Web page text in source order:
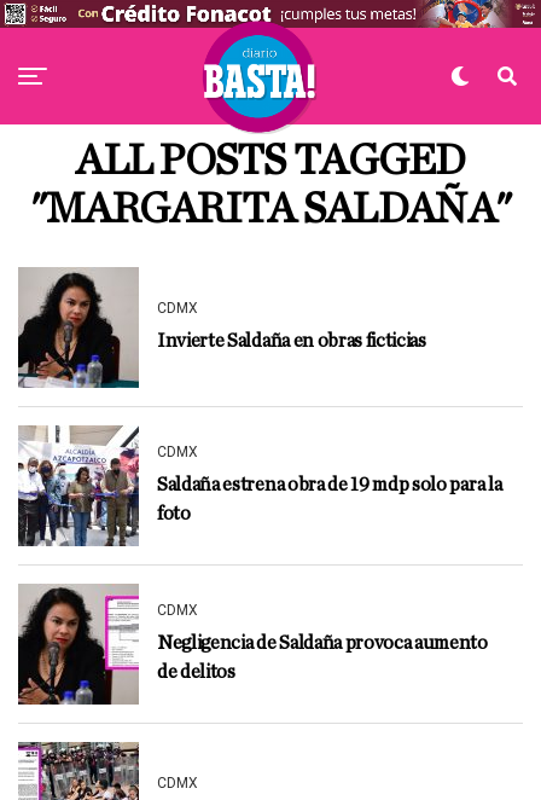
ALL POSTS TAGGED
"MARGARITA SALDAÑA"
CDMX
Invierte Saldaña en obras ficticias
CDMX
Saldaña estrena obra de 19 mdp solo para la
foto
CDMX
Negligencia de Saldaña provoca aumento
de delitos
CDMX